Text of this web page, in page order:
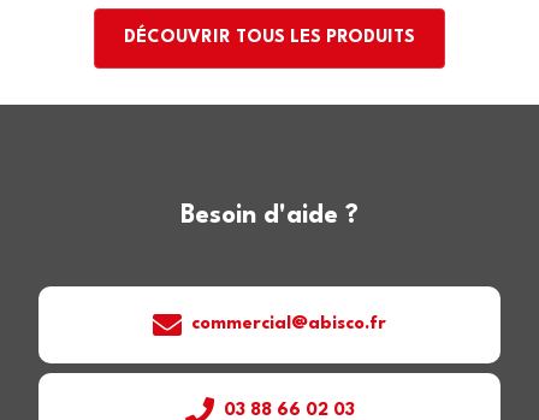
DÉCOUVRIR TOUS LES PRODUITS
Besoin d'aide ?
commercial@abisco.fr
03 88 66 02 03